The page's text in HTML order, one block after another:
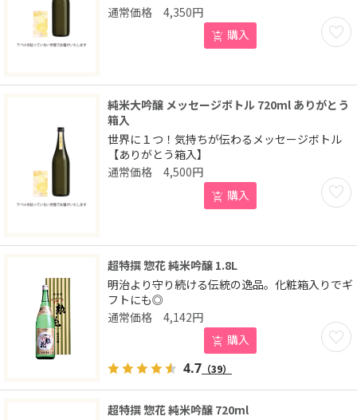
お気
4,350円
購入
純米大吟醸 メッセージボトル 720ml ありがとう
箱入
世界に１つ！気持ちが伝わるメッセージボトル
【ありがとう箱入】
お気
4,500円
購入
超特撰 惣花 純米吟醸 1.8L
明治より守り続ける伝統の逸品。化粧箱入りでギ
フトにも◎
お気
4,142円
購入
4.7 （39）
超特撰 惣花 純米吟醸 720ml